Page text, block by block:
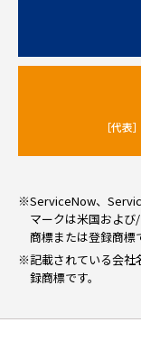
［代
※ServiceNow、
マークは米国およ
商標または登録商標
※記載されている会社
録商標です。